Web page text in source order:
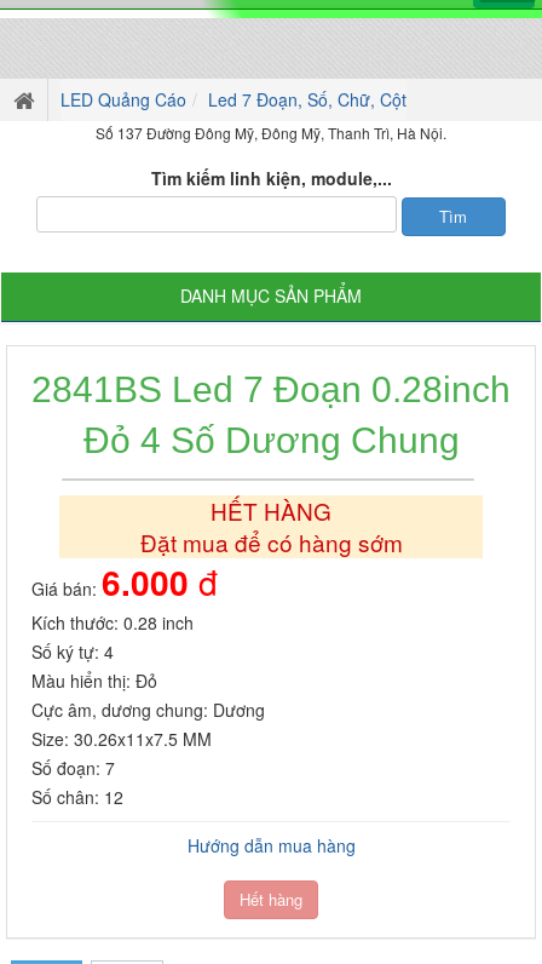
LED Quảng Cáo Led 7 Đoạn, Số, Chữ, Cột
Số 137 Đường Đông Mỹ, Đông Mỹ, Thanh Trì, Hà Nội.
Tìm kiếm linh kiện, module,...
DANH MỤC SẢN PHẨM
2841BS Led 7 Đoạn 0.28inch
Đỏ 4 Số Dương Chung
HẾT HÀNG
Đặt mua để có hàng sớm
Giá bán: 6.000 đ
Kích thước: 0.28 inch
Số ký tự: 4
Màu hiển thị: Đỏ
Cực âm, dương chung: Dương
Size: 30.26x11x7.5 MM
Số đoạn: 7
Số chân: 12
Hướng dẫn mua hàng
Hết hàng